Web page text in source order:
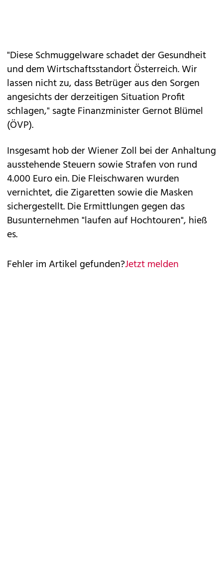
"Diese Schmuggelware schadet der Gesundheit
und dem Wirtschaftsstandort Österreich. Wir
lassen nicht zu, dass Betrüger aus den Sorgen
angesichts der derzeitigen Situation Profit
schlagen," sagte Finanzminister Gernot Blümel
(ÖVP).
Insgesamt hob der Wiener Zoll bei der Anhaltung
ausstehende Steuern sowie Strafen von rund
4.000 Euro ein. Die Fleischwaren wurden
vernichtet, die Zigaretten sowie die Masken
sichergestellt. Die Ermittlungen gegen das
Busunternehmen "laufen auf Hochtouren", hieß
es.
Fehler im Artikel gefunden?Jetzt melden